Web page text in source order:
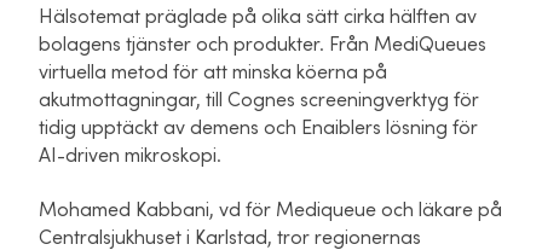
Hälsotemat präglade på olika sätt cirka hälften av
bolagens tjänster och produkter. Från MediQueues
virtuella metod för att minska köerna på
akutmottagningar, till Cognes screeningverktyg för
tidig upptäckt av demens och Enaiblers lösning för
AI-driven mikroskopi.
Mohamed Kabbani, vd för Mediqueue och läkare på
Centralsjukhuset i Karlstad, tror regionernas